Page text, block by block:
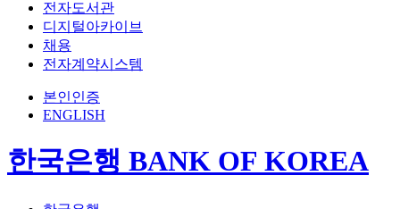
전자도서관
디지털아카이브
채용
전자계약시스템
본인인증
ENGLISH
한국은행 BANK OF KOREA